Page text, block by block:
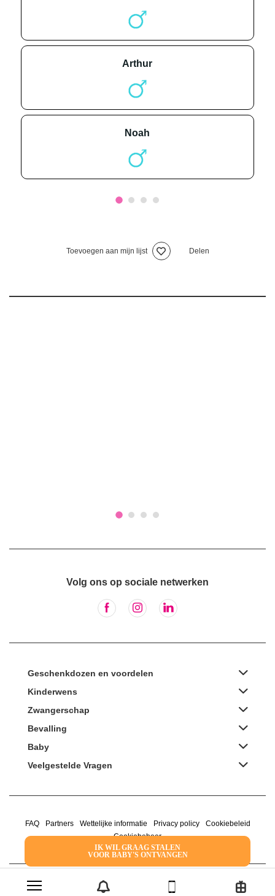
IK WIL GRAAG STALEN
VOOR BABY'S ONTVANGEN
arthur
noah
Toevoegen aan mijn lijst Delen
Volg ons op sociale netwerken
Geschenkdozen en voordelen
Kinderwens
Zwangerschap
Bevalling
Baby
Veelgestelde Vragen
FAQ Partners Wettelijke informatie Privacy policy
Cookiebeleid
Cookiebeheer
2022 Family Service - De Roze Doos